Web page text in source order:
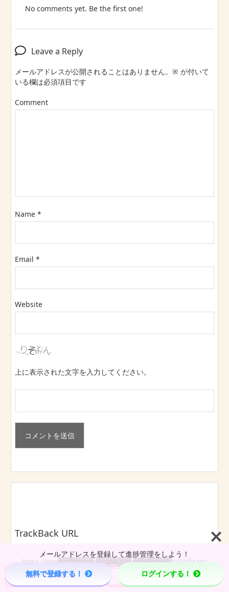
No comments yet. Be the first one!
Leave a Reply
メールアドレスが公開されることはありません。 ※ が付いて
いる欄は必須項目です
Comment
Name *
Email *
Website
上に表示された文字を入力してください。
TrackBack URL
Home

Page Top
メールアドレスを登録して進捗管理をしよう！
無料で登録する！ ログインする！